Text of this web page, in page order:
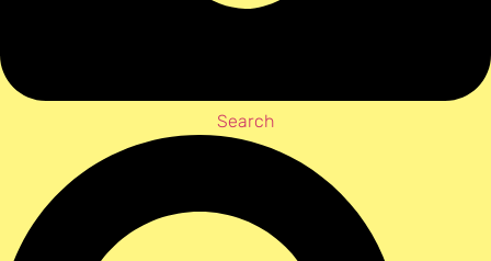
Search